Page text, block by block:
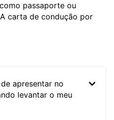
passaporte ou
carta de condução por
apresentar no
levantar o meu